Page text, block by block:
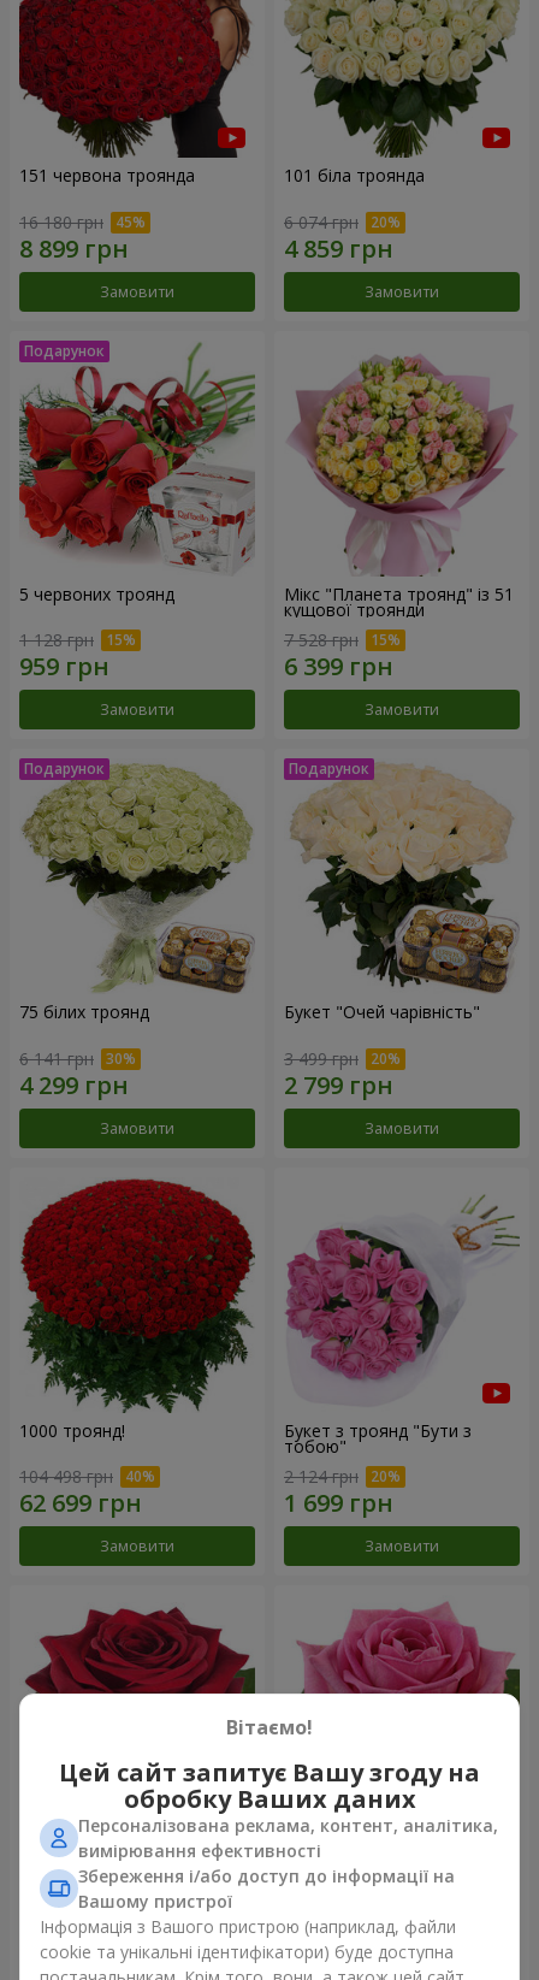
151 червона троянда
16 180 грн
Замовити
101 біла троянда
6 074 грн
Замовити
5 червоних троянд
1 128 грн
Замовити
Мікс "Планета троянд" із 51
кущової троянди
7 528 грн
Замовити
75 білих троянд
6 141 грн
Замовити
Букет "Очей чарівність"
3 499 грн
Замовити
1000 троянд!
104 498 грн
Замовити
Букет з троянд "Бути з
тобою"
2 124 грн
Замовити
Червона троянда
(поштучно)
Замовити
Рожева троянда (поштучно)
Замовити
Вітаємо!
Цей сайт запитує Вашу згоду на
обробку Ваших даних
Персоналізована реклама, контент, аналітика,
вимірювання ефективності
Збереження і/або доступ до інформації на
Вашому пристрої
Інформація з Вашого пристрою (наприклад, файли
cookie та унікальні ідентифікатори) буде доступна